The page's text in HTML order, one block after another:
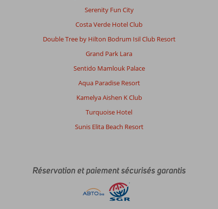
Serenity Fun City
Costa Verde Hotel Club
Double Tree by Hilton Bodrum Isil Club Resort
Grand Park Lara
Sentido Mamlouk Palace
Aqua Paradise Resort
Kamelya Aishen K Club
Turquoise Hotel
Sunis Elita Beach Resort
Réservation et paiement sécurisés garantis